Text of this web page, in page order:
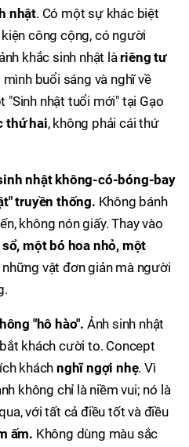
nhật. Có một sự khác biệt
công cộng, có người
khắc sinh nhật là riêng tư
buổi sáng và nghĩ về
"Sinh nhật tuổi mới" tại Gạo
thứ hai, không phải cái thứ
nhật không-có-bóng-bay
truyền thống. Không bánh
không nón giấy. Thay vào
một bó hoa nhỏ, một
vật đơn giản mà người
"hô hào". Ảnh sinh nhật
khách cười to. Concept
kháchnghĩ ngợi nhẹ. Vì
không chỉ là niềm vui; nó là
với tất cả điều tốt và điều
ấm. Không dùng màu sắc